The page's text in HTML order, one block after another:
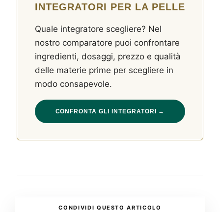
INTEGRATORI PER LA PELLE
Quale integratore scegliere? Nel
nostro comparatore puoi confrontare
ingredienti, dosaggi, prezzo e qualità
delle materie prime per scegliere in
modo consapevole.
CONFRONTA GLI INTEGRATORI →
CONDIVIDI QUESTO ARTICOLO